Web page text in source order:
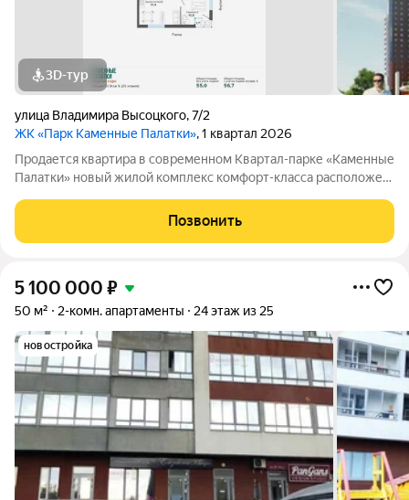
3D-тур
улица Владимира Высоцкого,7/2
ЖК «Парк Каменные Палатки», 1 квартал 2026
Продается квартира в современном Квартал-парке «Каменные
Палатки» новый жилой комплекс комфорт-класса расположен
центра города рядом с природным парком Каменные палатки и
озером Шарташ. В
Позвонить
5 100 000 ₽
50 м² 2-комн. апартаменты 24 этаж из 25
новостройка